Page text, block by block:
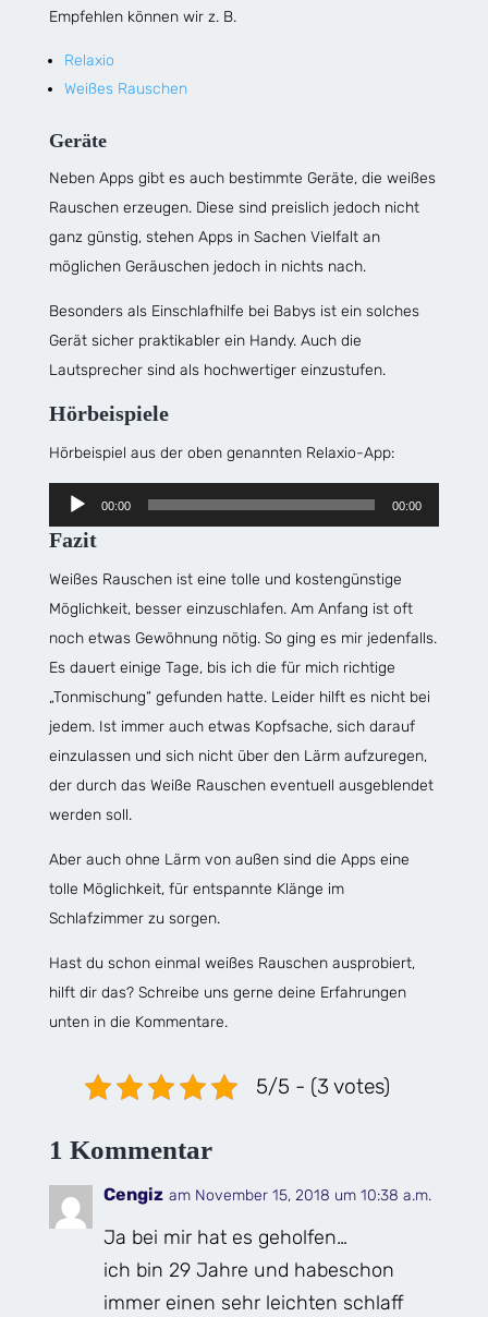
Empfehlen können wir z. B.
Relaxio
Weißes Rauschen
Geräte
Neben Apps gibt es auch bestimmte Geräte, die weißes
Rauschen erzeugen. Diese sind preislich jedoch nicht
ganz günstig, stehen Apps in Sachen Vielfalt an
möglichen Geräuschen jedoch in nichts nach.
Besonders als Einschlafhilfe bei Babys ist ein solches
Gerät sicher praktikabler ein Handy. Auch die
Lautsprecher sind als hochwertiger einzustufen.
Hörbeispiele
Hörbeispiel aus der oben genannten Relaxio-App:
Audio-
Player
00:00 00:00
Fazit
Weißes Rauschen ist eine tolle und kostengünstige
Möglichkeit, besser einzuschlafen. Am Anfang ist oft
noch etwas Gewöhnung nötig. So ging es mir jedenfalls.
Es dauert einige Tage, bis ich die für mich richtige
„Tonmischung“ gefunden hatte. Leider hilft es nicht bei
jedem. Ist immer auch etwas Kopfsache, sich darauf
einzulassen und sich nicht über den Lärm aufzuregen,
der durch das Weiße Rauschen eventuell ausgeblendet
werden soll.
Aber auch ohne Lärm von außen sind die Apps eine
tolle Möglichkeit, für entspannte Klänge im
Schlafzimmer zu sorgen.
Hast du schon einmal weißes Rauschen ausprobiert,
hilft dir das? Schreibe uns gerne deine Erfahrungen
unten in die Kommentare.
5/5 - (3 votes)
1 Kommentar
Cengiz am November 15, 2018 um 10:38 a.m.
Ja bei mir hat es geholfen…
ich bin 29 Jahre und habeschon
immer einen sehr leichten schlaff